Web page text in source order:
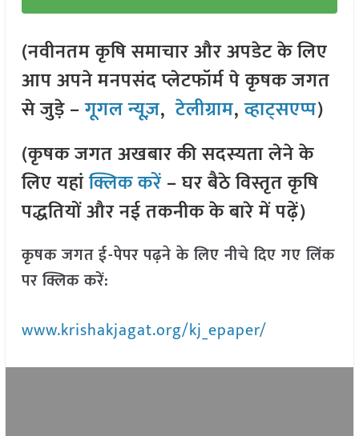
(नवीनतम कृषि समाचार और अपडेट के लिए
आप अपने मनपसंद प्लेटफॉर्म पे कृषक जगत
से जुड़े –गूगल न्यूज़,टेलीग्राम,व्हाट्सएप्प)
(कृषक जगत अखबार की सदस्यता लेने के
लिए यहांक्लिक करें– घर बैठे विस्तृत कृषि
पद्धतियों और नई तकनीक के बारे में पढ़ें)
कृषक जगत ई-पेपर पढ़ने के लिए नीचे दिए गए लिंक
पर क्लिक करें:
www.krishakjagat.org/kj_epaper/